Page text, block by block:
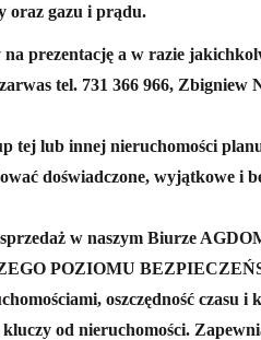
oraz gazu i prądu.
na prezentację a w razie
tel. 731 366 966, Zbigniew
tej lub innej nieruchomości
doświadczone, wyjątkowe i
w naszym Biurze
POZIOMU
oszczędność czasu
od nieruchomości.